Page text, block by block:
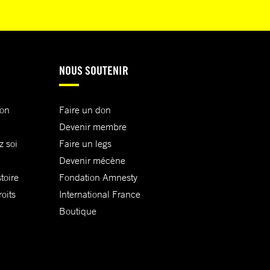
soi
NOUS SOUTENIR
Faire un don
Devenir membre
Faire un legs
Devenir mécène
Fondation Amnesty
International France
Boutique